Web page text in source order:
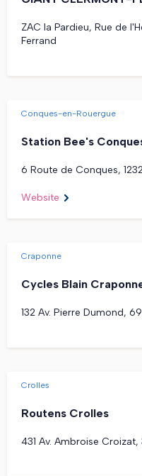
ZAC la Pardieu, Rue de
Ferrand
Conques-en-Rouergue
Station Bee's
6 Route de Conques,
Website
Craponne
Cycles Blain
132 Av. Pierre Dumond,
Crolles
Routens Crolles
431 Av. Ambroise